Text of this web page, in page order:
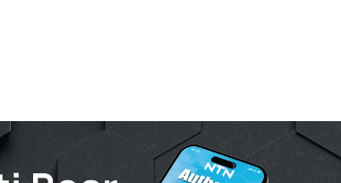
Db min -